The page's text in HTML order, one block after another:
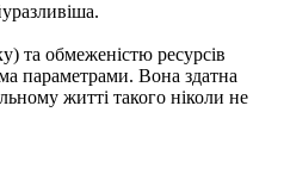
та обмеженістю ресурсів
параметрами. Вона здатна
житті такого ніколи не